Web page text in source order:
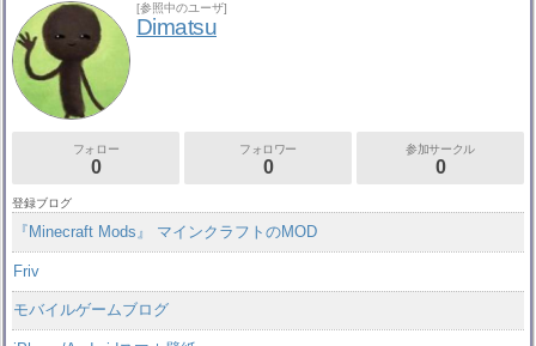
[参照中のユーザ]
Dimatsu
フォロー
0
フォロワー
0
参加サークル
0
登録ブログ
『Minecraft Mods』 マインクラフトのMOD
Friv
モバイルゲームブログ